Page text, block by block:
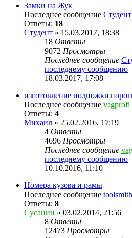
Замки на Жук
Последнее сообщение Студент
Ответы: 18
Студент » 15.03.2017, 18:38
18 Ответы
9072 Просмотры
Последнее сообщение
последнему сообщению
18.03.2017, 17:08
изготовление подножки
Последнее сообщение vagprofi
Ответы: 4
Михаил » 25.02.2016, 17:19
4 Ответы
4696 Просмотры
Последнее сообщение
последнему сообщению
10.10.2016, 11:10
Номера кузова и рамы
Последнее сообщение toolsmith
Ответы: 8
Сусанин » 03.02.2014, 21:56
8 Ответы
12473 Просмотры